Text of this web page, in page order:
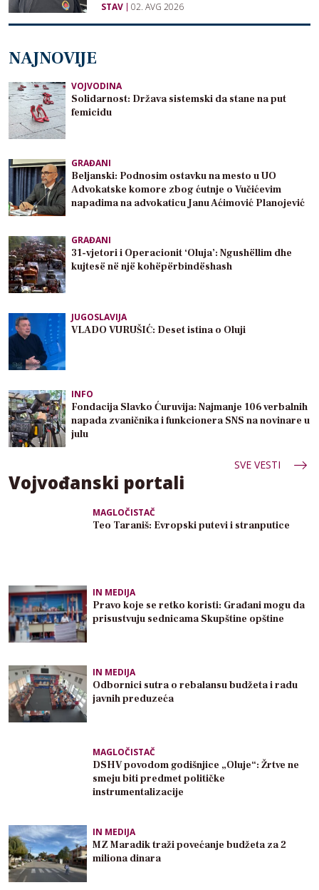
STAV 02. AVG 2026
NAJNOVIJE
VOJVODINA
Solidarnost: Država sistemski da stane na put
femicidu
GRAĐANI
Beljanski: Podnosim ostavku na mesto u UO
Advokatske komore zbog ćutnje o Vučićevim
napadima na advokaticu Janu Aćimović Planojević
GRAĐANI
31-vjetori i Operacionit ‘Oluja’: Ngushëllim dhe
kujtesë në një kohëpërbindëshash
JUGOSLAVIJA
VLADO VURUŠIĆ: Deset istina o Oluji
INFO
Fondacija Slavko Ćuruvija: Najmanje 106 verbalnih
napada zvaničnika i funkcionera SNS na novinare u
julu
SVE VESTI
Vojvođanski portali
MAGLOČISTAČ
Teo Taraniš: Evropski putevi i stranputice
IN MEDIJA
Pravo koje se retko koristi: Građani mogu da
prisustvuju sednicama Skupštine opštine
IN MEDIJA
Odbornici sutra o rebalansu budžeta i radu
javnih preduzeća
MAGLOČISTAČ
DSHV povodom godišnjice „Oluje“: Žrtve ne
smeju biti predmet političke
instrumentalizacije
IN MEDIJA
MZ Maradik traži povećanje budžeta za 2
miliona dinara